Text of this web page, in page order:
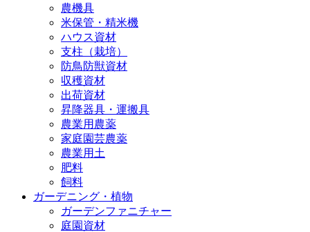
農機具
米保管・精米機
ハウス資材
支柱（栽培）
防鳥防獣資材
収穫資材
出荷資材
昇降器具・運搬具
農業用農薬
家庭園芸農薬
農業用土
肥料
飼料
ガーデニング・植物
ガーデンファニチャー
庭園資材